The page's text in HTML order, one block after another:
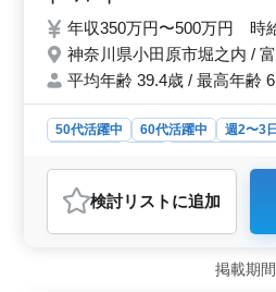
さい！
年収350万円〜500万円 時
神奈川県小田原市堀之内 /
平均年齢 39.4歳 / 最高年齢
50代活躍中 60代活躍中 週2〜3
おすすめポイント
＜働きやすい環境＞ 駅近の好
週2〜3日からの勤務も可能で、
て働けます。残業なし・少なめ
検討リスト に追加
掲載期